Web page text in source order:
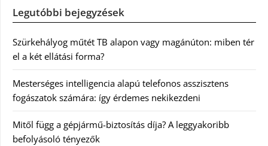
Legutóbbi bejegyzések
Szürkehályog műtét TB alapon vagy magánúton: miben tér
el a két ellátási forma?
Mesterséges intelligencia alapú telefonos asszisztens
fogászatok számára: így érdemes nekikezdeni
Mitől függ a gépjármű-biztosítás díja? A leggyakoribb
befolyásoló tényezők